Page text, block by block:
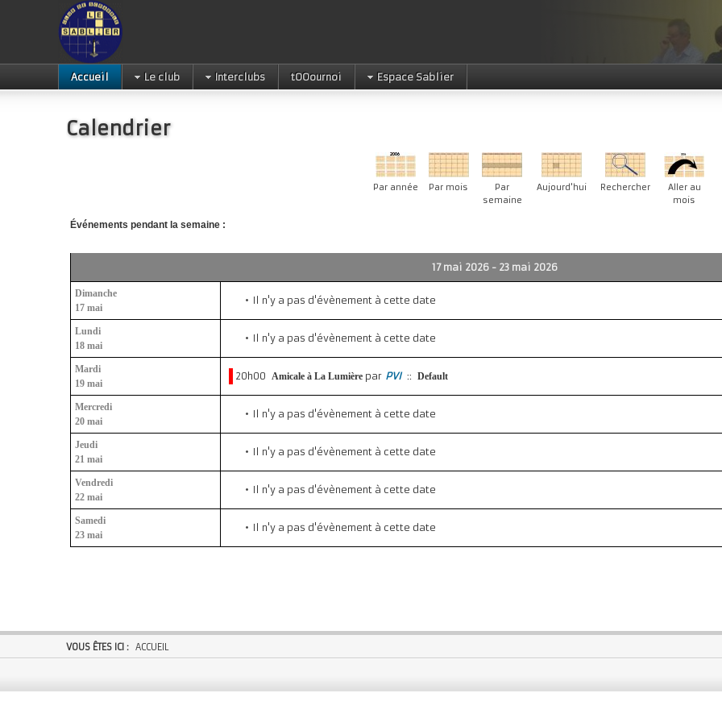
Accueil Le club Interclubs tOOournoi Espace Sablier
Calendrier
Par année Par mois
Par
semaine
Aujourd'hui Rechercher
Aller au
mois
Événements pendant la semaine :
17 mai 2026 - 23 mai 2026
Dimanche
17 mai
Il n'y a pas d'évènement à cette date
Lundi
18 mai
Il n'y a pas d'évènement à cette date
Mardi
19 mai
20h00 Amicale à La Lumière par PVI :: Default
Mercredi
20 mai
Il n'y a pas d'évènement à cette date
Jeudi
21 mai
Il n'y a pas d'évènement à cette date
Vendredi
22 mai
Il n'y a pas d'évènement à cette date
Samedi
23 mai
Il n'y a pas d'évènement à cette date
VOUS ÊTES ICI : ACCUEIL